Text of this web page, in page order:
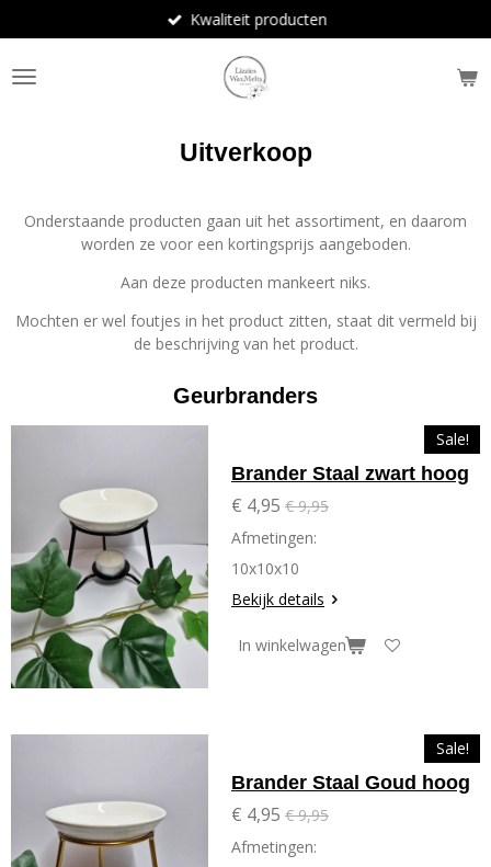
direct
naar
de
Kwaliteit producten
Uitverkoop
Onderstaande producten gaan uit het assortiment, en daarom
worden ze voor een kortingsprijs aangeboden.
Aan deze producten mankeert niks.
Mochten er wel foutjes in het product zitten, staat dit vermeld bij
de beschrijving van het product.
Geurbranders
Sale!
Brander Staal zwart hoog
€ 4,95 € 9,95
Afmetingen:
10x10x10
Bekijk details
In winkelwagen
Sale!
Brander Staal Goud hoog
€ 4,95 € 9,95
Afmetingen: